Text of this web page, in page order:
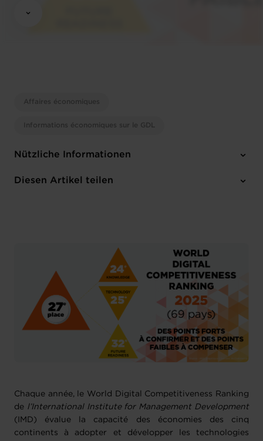
Affaires économiques
Informations économiques sur le GDL
Nützliche Informationen
Diesen Artikel teilen
Chaque année, le World Digital Competitiveness Ranking
de l’International Institute for Management Development
(IMD) évalue la capacité des économies des cinq
continents à adopter et développer les technologies